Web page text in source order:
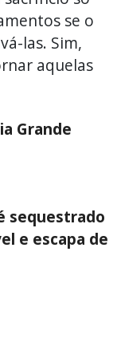
se o
las. Sim,
aquelas
Grande
sequestrado
e escapa de